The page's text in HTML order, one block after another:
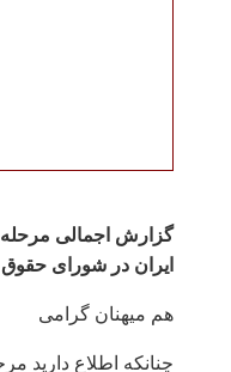
گزارش اجمالی
ايران در شورای
هم ميهنان گرامی
چنانکه اطلاع داريد